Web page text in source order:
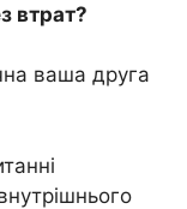
втрат?
ваша друга